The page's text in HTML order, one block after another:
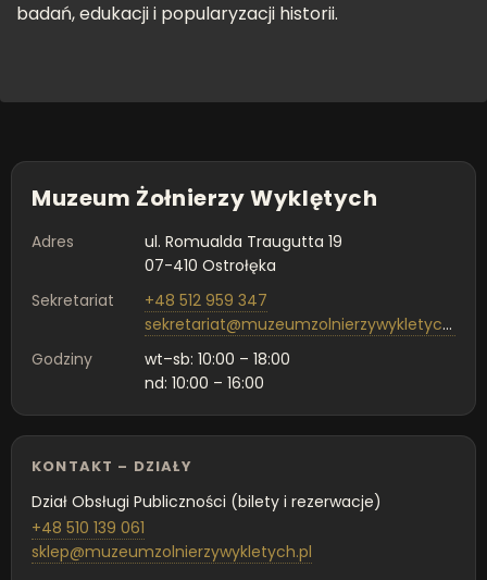
badań, edukacji i popularyzacji historii.
Muzeum Żołnierzy Wyklętych
Adres
ul. Romualda Traugutta 19
07-410 Ostrołęka
Sekretariat
+48 512 959 347
sekretariat@muzeumzolnierzywykletych.pl
Godziny
wt–sb: 10:00 – 18:00
nd: 10:00 – 16:00
KONTAKT – DZIAŁY
Dział Obsługi Publiczności (bilety i rezerwacje)
+48 510 139 061
sklep@muzeumzolnierzywykletych.pl